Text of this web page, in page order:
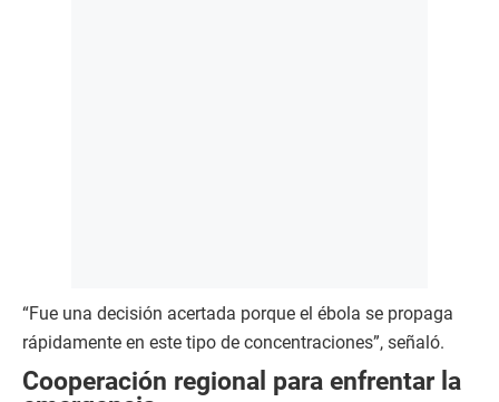
“Fue una decisión acertada porque el ébola se propaga
rápidamente en este tipo de concentraciones”, señaló.
Cooperación regional para enfrentar la